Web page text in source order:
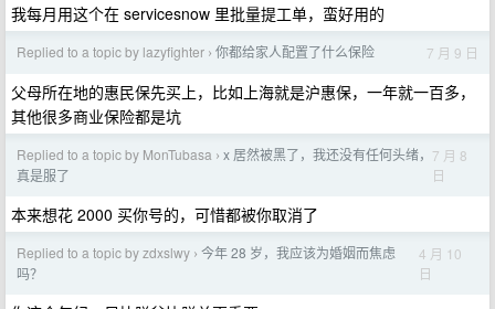
我每月用这个在 servicesnow 里批量提工单，蛮好用的
Replied to a topic by lazyfighter › 你都给家人配置了什么保险 7 月 9 日
父母所在地的惠民保先买上，比如上海就是沪惠保，一年就一百多，
其他很多商业保险都是坑
Replied to a topic by MonTubasa › x 居然被黑了，我还没有任何头绪，
真是服了
7 月 8
日
本来想花 2000 买你号的，可惜都被你取消了
Replied to a topic by zdxslwy › 今年 28 岁，我应该为婚姻而焦虑
吗？
4 月 10
日